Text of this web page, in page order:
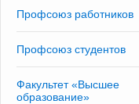
Профсоюз работников
Профсоюз студентов
Факультет «Высшее
образование»